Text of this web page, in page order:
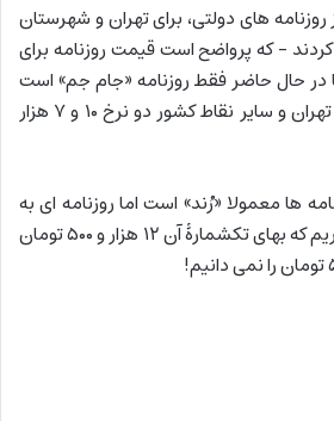
های دولتی، برای تهران و شهرستان
– که پرواضح است قیمت روزنامه برای
در حال حاضر فقط روزنامه «جام جم» است
که برای مخاطبان خود در تهران و سایر نقاط کشور دو نرخ ۱۰ و ۷ هزار
ها معمولا «رُند» است اما روزنامه ای به
نام «اقتصاد کیش» هم داریم که بهای تکشمارۀ آن ۱۲ هزار و ۵۰۰ تومان